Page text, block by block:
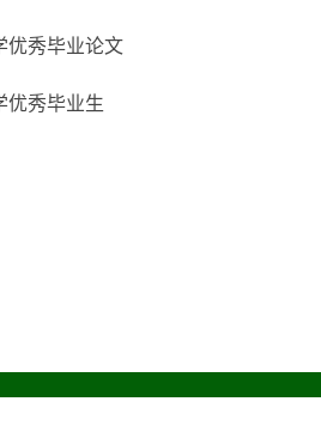
优秀毕业论文
优秀毕业生